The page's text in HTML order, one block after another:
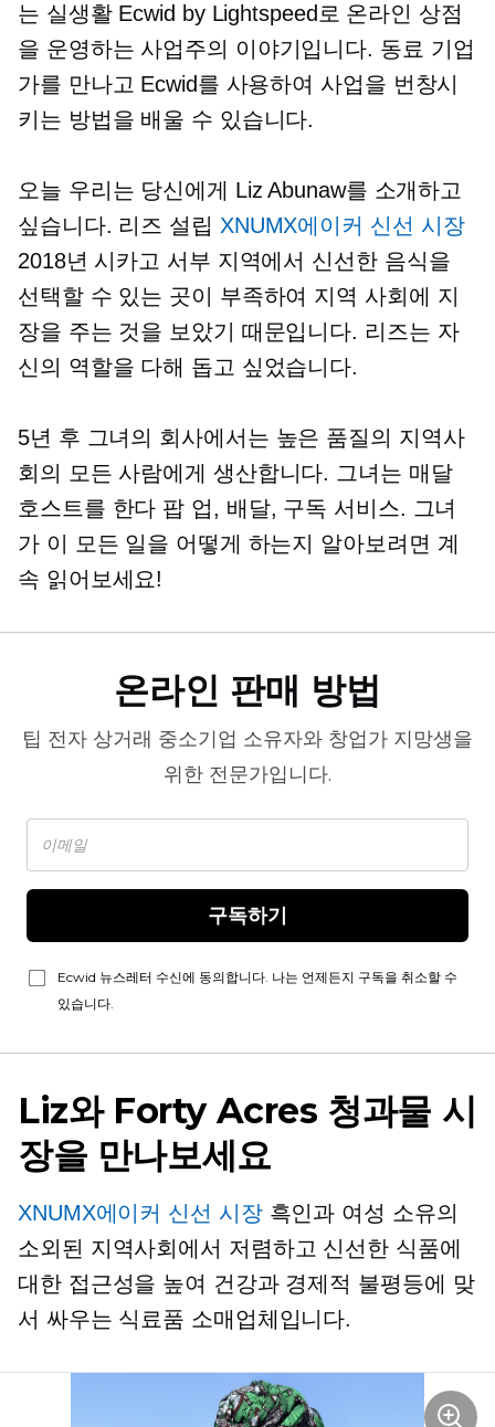
는 실생활Ecwid by Lightspeed로 온라인 상점
을 운영하는 사업주의 이야기입니다. 동료 기업
가를 만나고 Ecwid를 사용하여 사업을 번창시
키는 방법을 배울 수 있습니다.
오늘 우리는 당신에게 Liz Abunaw를 소개하고
싶습니다. 리즈 설립 XNUMX에이커 신선 시장
2018년 시카고 서부 지역에서 신선한 음식을
선택할 수 있는 곳이 부족하여 지역 사회에 지
장을 주는 것을 보았기 때문입니다. 리즈는 자
신의 역할을 다해 돕고 싶었습니다.
5년 후 그녀의 회사에서는 높은 품질의 지역사
회의 모든 사람에게 생산합니다. 그녀는 매달
호스트를 한다 팝 업, 배달, 구독 서비스. 그녀
가 이 모든 일을 어떻게 하는지 알아보려면 계
속 읽어보세요!
온라인 판매 방법
팁 전자 상거래 중소기업 소유자와 창업가 지망생을
위한 전문가입니다.
구독하기
Ecwid 뉴스레터 수신에 동의합니다. 나는 언제든지 구독을 취소할 수
있습니다.
Liz와 Forty Acres 청과물 시
장을 만나보세요
XNUMX에이커 신선 시장흑인과 여성 소유의
소외된 지역사회에서 저렴하고 신선한 식품에
대한 접근성을 높여 건강과 경제적 불평등에 맞
서 싸우는 식료품 소매업체입니다.